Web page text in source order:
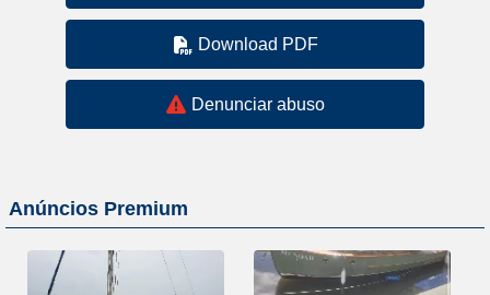
Download PDF
Denunciar abuso
Anúncios Premium